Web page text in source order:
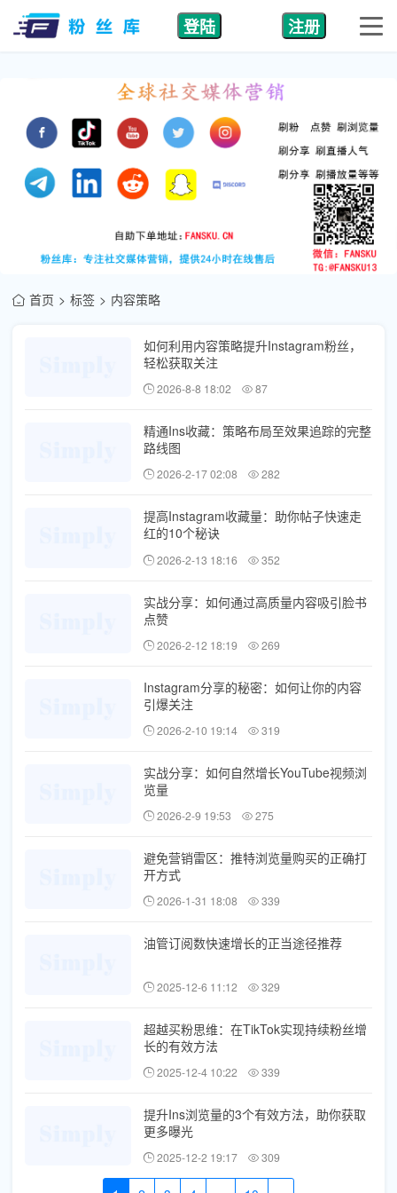
登陆 注册
首页 标签 内容策略
如何利用内容策略提升Instagram粉丝，
轻松获取关注
2026-8-8 18:02 87
精通Ins收藏：策略布局至效果追踪的完整
路线图
2026-2-17 02:08 282
提高Instagram收藏量：助你帖子快速走
红的10个秘诀
2026-2-13 18:16 352
实战分享：如何通过高质量内容吸引脸书
点赞
2026-2-12 18:19 269
Instagram分享的秘密：如何让你的内容
引爆关注
2026-2-10 19:14 319
实战分享：如何自然增长YouTube视频浏
览量
2026-2-9 19:53 275
避免营销雷区：推特浏览量购买的正确打
开方式
2026-1-31 18:08 339
油管订阅数快速增长的正当途径推荐
2025-12-6 11:12 329
超越买粉思维：在TikTok实现持续粉丝增
长的有效方法
2025-12-4 10:22 339
提升Ins浏览量的3个有效方法，助你获取
更多曝光
2025-12-2 19:17 309